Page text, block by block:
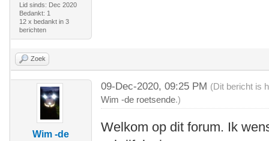
Lid sinds: Dec 2020
Bedankt: 1
12 x bedankt in 3
berichten
Zoek
Wim -de
09-Dec-2020, 09:25 PM (Dit bericht is
Wim -de roetsende.)
Welkom op dit forum. Ik